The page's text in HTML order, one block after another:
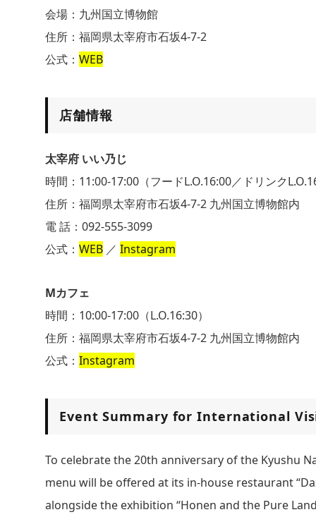
会場：九州国立博物館
住所：福岡県太宰府市石坂4-7-2
公式： WEB
店舗情報
太宰府 いい乃じ
時間：11:00-17:00（フードL.O.16:00／ドリンク
住所：福岡県太宰府市石坂4-7-2 九州国立博物館内
電 話：092-555-3099
公式： WEB ／ Instagram
Mカフェ
時間：10:00-17:00（L.O.16:30）
住所：福岡県太宰府市石坂4-7-2 九州国立博物館内
公式： Instagram
Event Summary for International
To celebrate the 20th anniversary of the Kyushu
menu will be offered at its in-house restaurant
alongside the exhibition “Honen and the Pure